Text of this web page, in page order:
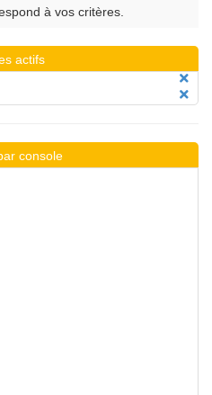
à vos critères.
actifs
console